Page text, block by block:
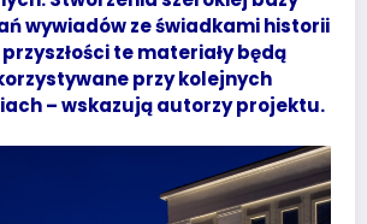
wywiadów ze świadkami historii
te materiały będą
przy kolejnych
– wskazują autorzy projektu.